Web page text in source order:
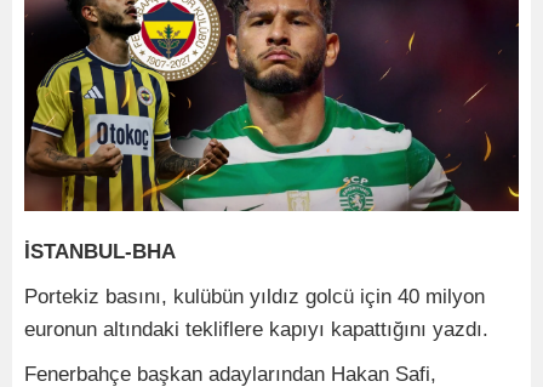
İSTANBUL-BHA
Portekiz basını, kulübün yıldız golcü için 40 milyon
euronun altındaki tekliflere kapıyı kapattığını yazdı.
Fenerbahçe başkan adaylarından Hakan Safi,